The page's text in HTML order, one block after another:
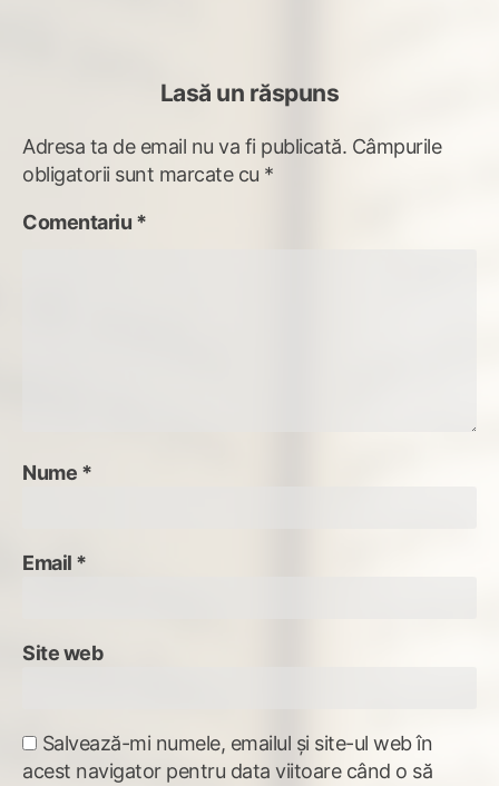
Lasă un răspuns
Adresa ta de email nu va fi publicată. Câmpurile
obligatorii sunt marcate cu *
Comentariu *
Nume *
Email *
Site web
Salvează-mi numele, emailul și site-ul web în
acest navigator pentru data viitoare când o să